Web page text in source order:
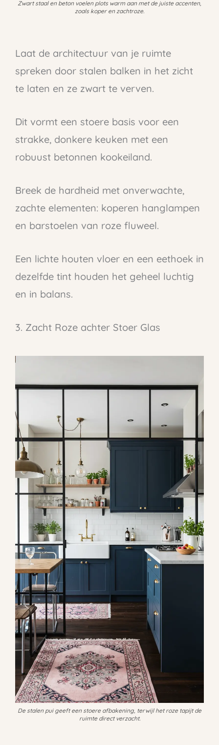
Zwart staal en beton voelen plots warm aan met de juiste accenten,
zoals koper en zachtroze.
Laat de architectuur van je ruimte
spreken door stalen balken in het zicht
te laten en ze zwart te verven.
Dit vormt een stoere basis voor een
strakke, donkere keuken met een
robuust betonnen kookeiland.
Breek de hardheid met onverwachte,
zachte elementen: koperen hanglampen
en barstoelen van roze fluweel.
Een lichte houten vloer en een eethoek in
dezelfde tint houden het geheel luchtig
en in balans.
3. Zacht Roze achter Stoer Glas
De stalen pui geeft een stoere afbakening, terwijl het roze tapijt de
ruimte direct verzacht.